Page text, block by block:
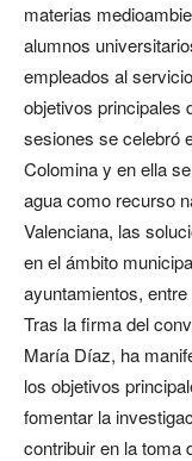
materias
alumnos
empleados al
objetivos principales
sesiones se celebró
Colomina y en ella
agua como recurso
Valenciana, las
en el ámbito
ayuntamientos,
Tras la firma del
María Díaz, ha
los objetivos
fomentar la
contribuir en la toma